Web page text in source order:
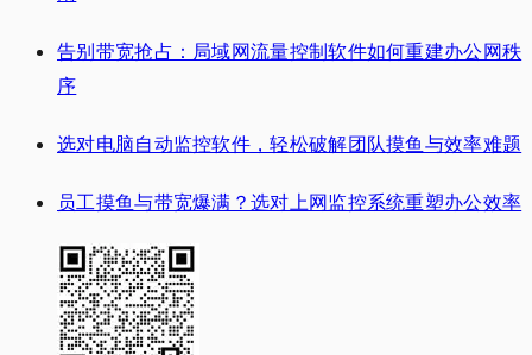
告别带宽抢占：局域网流量控制软件如何重建办公网秩
序
选对电脑自动监控软件，轻松破解团队摸鱼与效率难题
员工摸鱼与带宽爆满？选对上网监控系统重塑办公效率